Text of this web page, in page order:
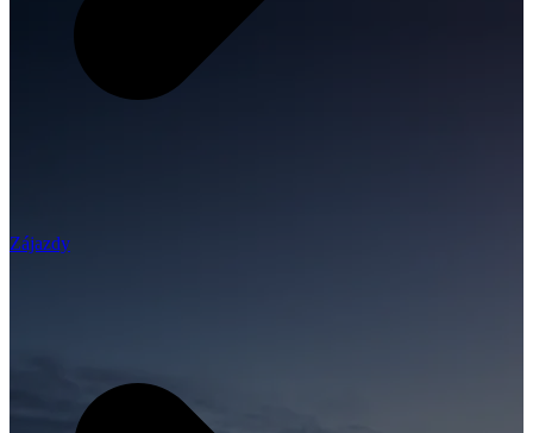
Zájazdy